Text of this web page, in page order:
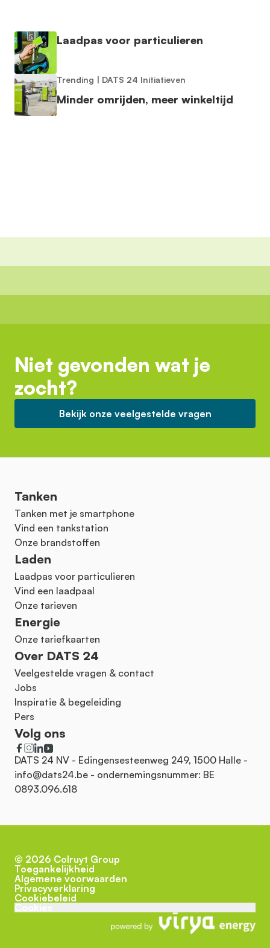
Laadpas voor particulieren
Trending | DATS 24 Initiatieven
Minder omrijden, meer winkeltijd
Niet gevonden wat je
zocht?
Bekijk onze veelgestelde vragen
Tanken
Tanken met je smartphone
Vind een tankstation
Onze brandstoffen
Laden
Laadpas voor particulieren
Vind een laadpaal
Onze tarieven
Energie
Onze tariefkaarten
Over DATS 24
Veelgestelde vragen & contact
Jobs
Inspiratie & begeleiding
Pers
Volg ons
DATS 24 NV - Edingensesteenweg 249, 1500 Halle -
info@dats24.be - ondernemingsnummer: BE
0893.096.618
© 2026 Colruyt Group
Toegankelijkheid
Algemene voorwaarden
Privacyverklaring
Cookiebeleid